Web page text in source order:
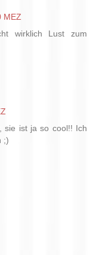
MEZ
wirklich Lust zum
sie ist ja so cool!! Ich
;)